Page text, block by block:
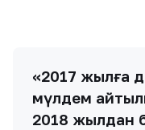
«2017 жылға
мүлдем
2018 жылдан